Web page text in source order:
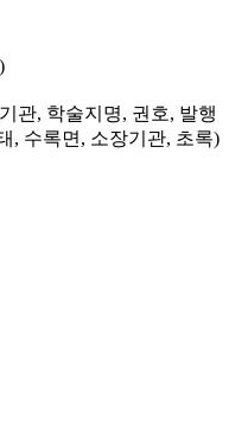
관, 학술지명, 권호, 발행
, 수록면, 소장기관, 초록)